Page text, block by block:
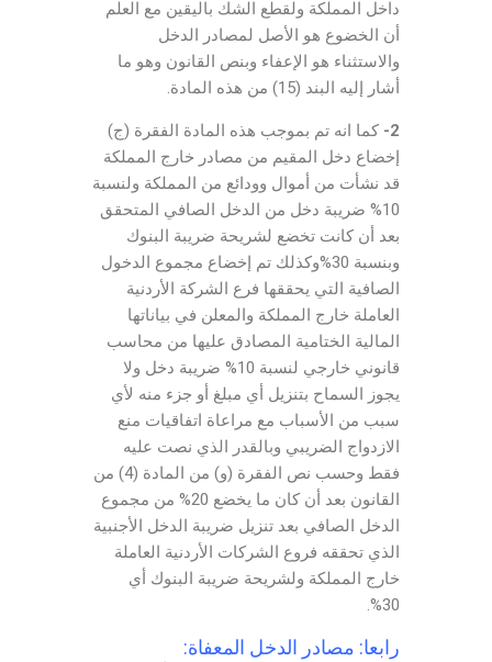
داخل المملكة ولقطع الشك باليقين مع العلم
أن الخضوع هو الأصل لمصادر الدخل
والاستثناء هو الإعفاء وبنص القانون وهو ما
أشار إليه البند (15) من هذه المادة.
2-
كما انه تم بموجب هذه المادة الفقرة (ج)
إخضاع دخل المقيم من مصادر خارج المملكة
قد نشأت من أموال وودائع من المملكة ولنسبة
10% ضريبة دخل من الدخل الصافي المتحقق
بعد أن كانت تخضع لشريحة ضريبة البنوك
وبنسبة 30%وكذلك تم إخضاع مجموع الدخول
الصافية التي يحققها فرع الشركة الأردنية
العاملة خارج المملكة والمعلن في بياناتها
المالية الختامية المصادق عليها من محاسب
قانوني خارجي لنسبة 10% ضريبة دخل ولا
يجوز السماح بتنزيل أي مبلغ أو جزء منه لأي
سبب من الأسباب مع مراعاة اتفاقيات منع
الازدواج الضريبي وبالقدر الذي نصت عليه
فقط وحسب نص الفقرة (و) من المادة (4) من
القانون بعد أن كان ما يخضع 20% من مجموع
الدخل الصافي بعد تنزيل ضريبة الدخل الأجنبية
الذي تحققه فروع الشركات الأردنية العاملة
خارج المملكة ولشريحة ضريبة البنوك أي
30%.
رابعا: مصادر الدخل المعفاة: